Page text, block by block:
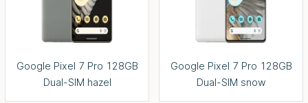
Google Pixel 7 Pro 128GB
Dual-SIM hazel
Google Pixel 7 Pro 128GB
Dual-SIM snow